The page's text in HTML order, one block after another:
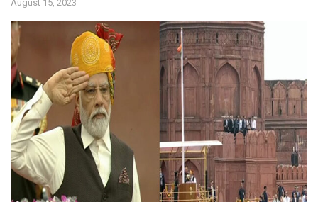
August 15, 2023